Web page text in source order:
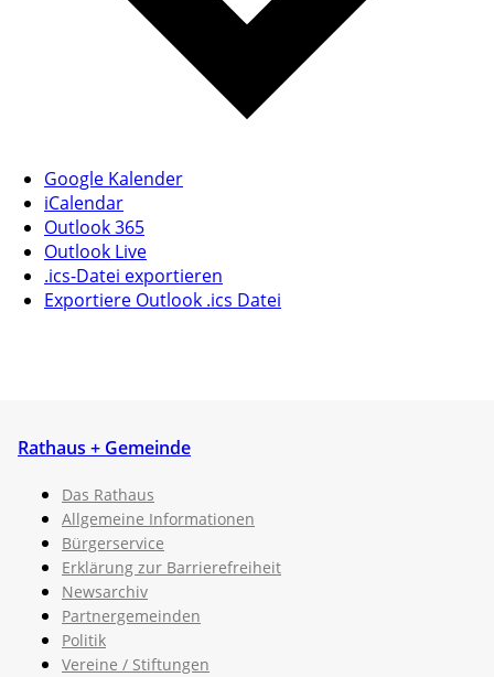
Google Kalender
iCalendar
Outlook 365
Outlook Live
.ics-Datei exportieren
Exportiere Outlook .ics Datei
Rathaus + Gemeinde
Das Rathaus
Allgemeine Informationen
Bürgerservice
Erklärung zur Barrierefreiheit
Newsarchiv
Partnergemeinden
Politik
Vereine / Stiftungen